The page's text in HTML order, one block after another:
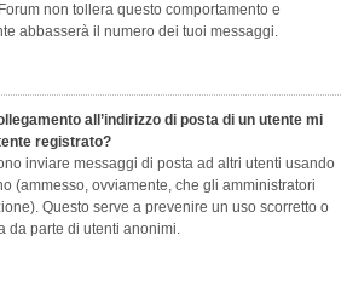
non tollera questo comportamento e
abbasserà il numero dei tuoi messaggi.
all’indirizzo di posta di un utente mi
registrato?
inviare messaggi di posta ad altri utenti usando
(ammesso, ovviamente, che gli amministratori
Questo serve a prevenire un uso scorretto o
da parte di utenti anonimi.